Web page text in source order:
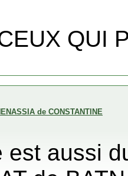
QUI
de CONSTANTINE
est aussi